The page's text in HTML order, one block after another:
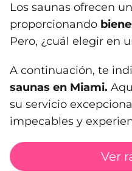
Los saunas ofrecen
proporcionando
Pero, ¿cuál elegir en
A continuación, te
saunas en Miami.
su servicio
impecables y
Ver